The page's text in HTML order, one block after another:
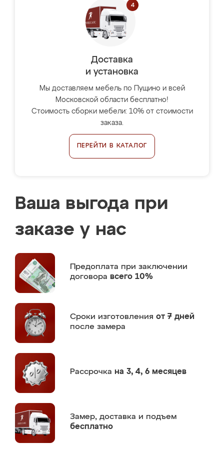
Доставка
и установка
Мы доставляем мебель по Пущино и всей
Московской области бесплатно!
Стоимость сборки мебели: 10% от стоимости
заказа.
ПЕРЕЙТИ В КАТАЛОГ
Ваша выгода при
заказе у нас
Предоплата при заключении
договора всего 10%
Сроки изготовления от 7 дней
после замера
Рассрочка на 3, 4, 6 месяцев
Замер, доставка и подъем
бесплатно